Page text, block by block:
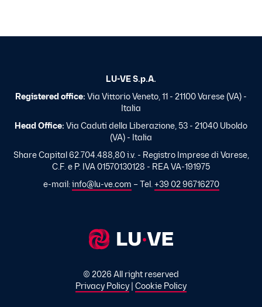
LU-VE S.p.A.
Registered office: Via Vittorio Veneto, 11 - 21100 Varese (VA) -
Italia
Head Office: Via Caduti della Liberazione, 53 - 21040 Uboldo
(VA) - Italia
Share Capital 62.704.488,80 i.v. - Registro Imprese di Varese,
C.F. e P. IVA 01570130128 - REA VA-191975
e-mail: info@lu-ve.com – Tel. +39 02 96716270
© 2026 All right reserved
Privacy Policy
Cookie Policy